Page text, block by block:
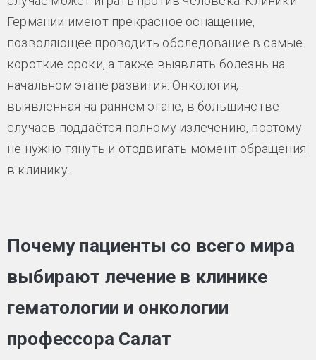
Германии имеют прекрасное оснащение,
позволяющее проводить обследование в самые
короткие сроки, а также выявлять болезнь на
начальном этапе развития. Онкология,
выявленная на раннем этапе, в большинстве
случаев поддаётся полному излечению, поэтому
не нужно тянуть и отодвигать момент обращения
в клинику.
Почему пациенты со всего мира
выбирают лечение в клинике
гематологии и онкологии
профессора Салат